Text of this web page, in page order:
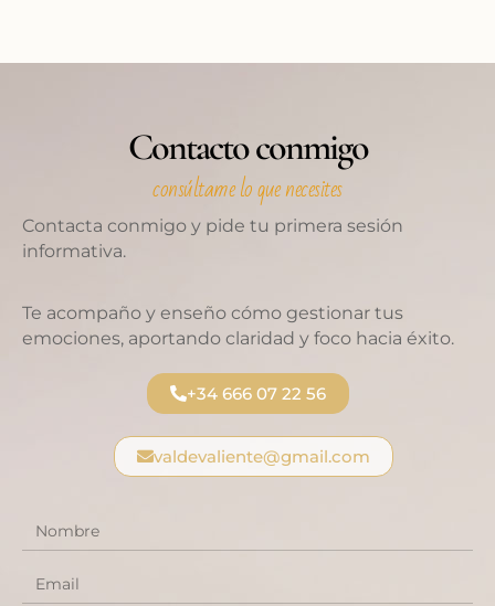
Contacto conmigo
consúltame lo que necesites
Contacta conmigo y pide tu primera sesión
informativa.
Te acompaño y enseño cómo gestionar tus
emociones, aportando claridad y foco hacia éxito.
+34 666 07 22 56
valdevaliente@gmail.com